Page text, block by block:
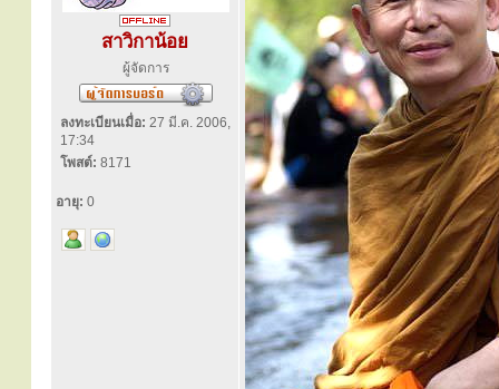
สาวิกาน้อย
ผู้จัดการ
ลงทะเบียนเมื่อ: 27 มี.ค. 2006,
17:34
โพสต์: 8171
อายุ: 0